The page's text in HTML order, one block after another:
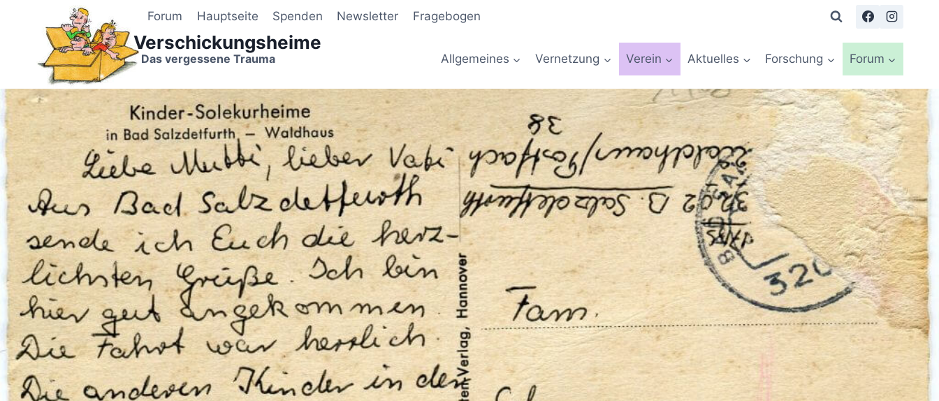
Forum Hauptseite Spenden Newsletter Fragebogen
Verschickungsheime
Das vergessene Trauma Allgemeines Vernetzung Verein Aktuelles Forschung Forum